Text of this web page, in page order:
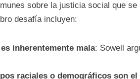
sobre la justicia social que
desafía incluyen:
inherentemente mala: Sowell
raciales o demográficos son